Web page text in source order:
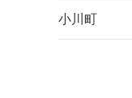
小川町